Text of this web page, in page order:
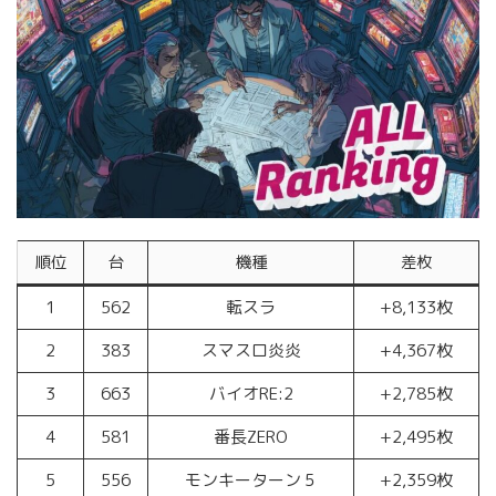
順位 台 機種 差枚
1 562 転スラ
+8,133枚
2
383 スマスロ炎炎
+4,367枚
3
663 バイオRE:2
+2,785枚
4
581 番長ZERO
+2,495枚
5
556 モンキーターン５ +2,359枚